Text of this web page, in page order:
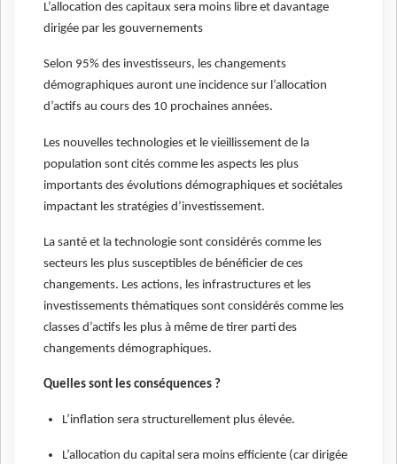
L’allocation des capitaux sera moins libre et davantage
dirigée par les gouvernements
Selon 95% des investisseurs, les changements
démographiques auront une incidence sur l’allocation
d’actifs au cours des 10 prochaines années.
Les nouvelles technologies et le vieillissement de la
population sont cités comme les aspects les plus
importants des évolutions démographiques et sociétales
impactant les stratégies d’investissement.
La santé et la technologie sont considérés comme les
secteurs les plus susceptibles de bénéficier de ces
changements. Les actions, les infrastructures et les
investissements thématiques sont considérés comme les
classes d’actifs les plus à même de tirer parti des
changements démographiques.
Quelles sont les conséquences ?
L’inflation sera structurellement plus élevée.
L’allocation du capital sera moins efficiente (car dirigée